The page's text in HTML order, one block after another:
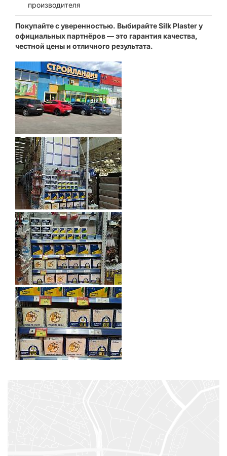
производителя
Покупайте с уверенностью. Выбирайте Silk Plaster у
официальных партнёров — это гарантия качества,
честной цены и отличного результата.